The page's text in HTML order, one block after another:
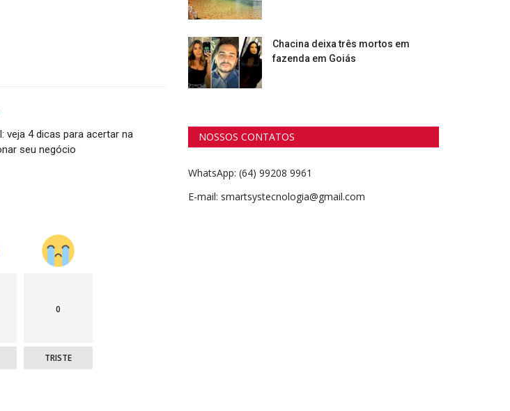
veja 4 dicas para acertar na
seu negócio
0
TRISTE
Chacina deixa três mortos em
fazenda em Goiás
NOSSOS CONTATOS
WhatsApp: (64) 99208 9961
E-mail: smartsystecnologia@gmail.com